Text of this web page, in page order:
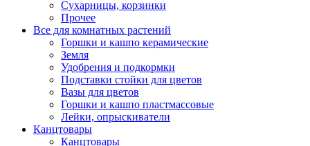
Сухарницы, корзинки
Прочее
Все для комнатных растений
Горшки и кашпо керамические
Земля
Удобрения и подкормки
Подставки стойки для цветов
Вазы для цветов
Горшки и кашпо пластмассовые
Лейки, опрыскиватели
Канцтовары
Канцтовары